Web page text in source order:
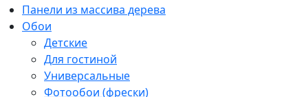
Панели из массива дерева
Обои
Детские
Для гостиной
Универсальные
Фотообои (фрески)